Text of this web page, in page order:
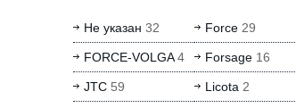
Не указан 32 Force 29
FORCE-VOLGA4 Forsage 16
JTC 59 Licota 2